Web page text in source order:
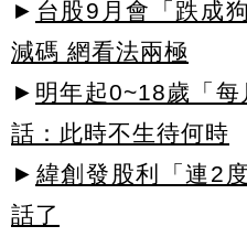
► 台股9月會「跌成
減碼 網看法兩極
► 明年起0~18歲「
話：此時不生待何時
► 緯創發股利「連2
話了